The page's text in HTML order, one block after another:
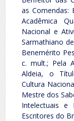
as Comendas:
Acadêmica
Nacional e
Sarmathiano
Benemérito
c. mult.; Pela
Aldeia, o
Cultura
Mestre dos
Intelectuais e
Escritores do